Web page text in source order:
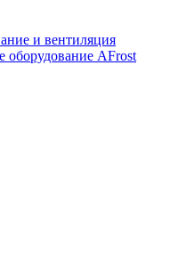
и вентиляция
оборудование AFrost